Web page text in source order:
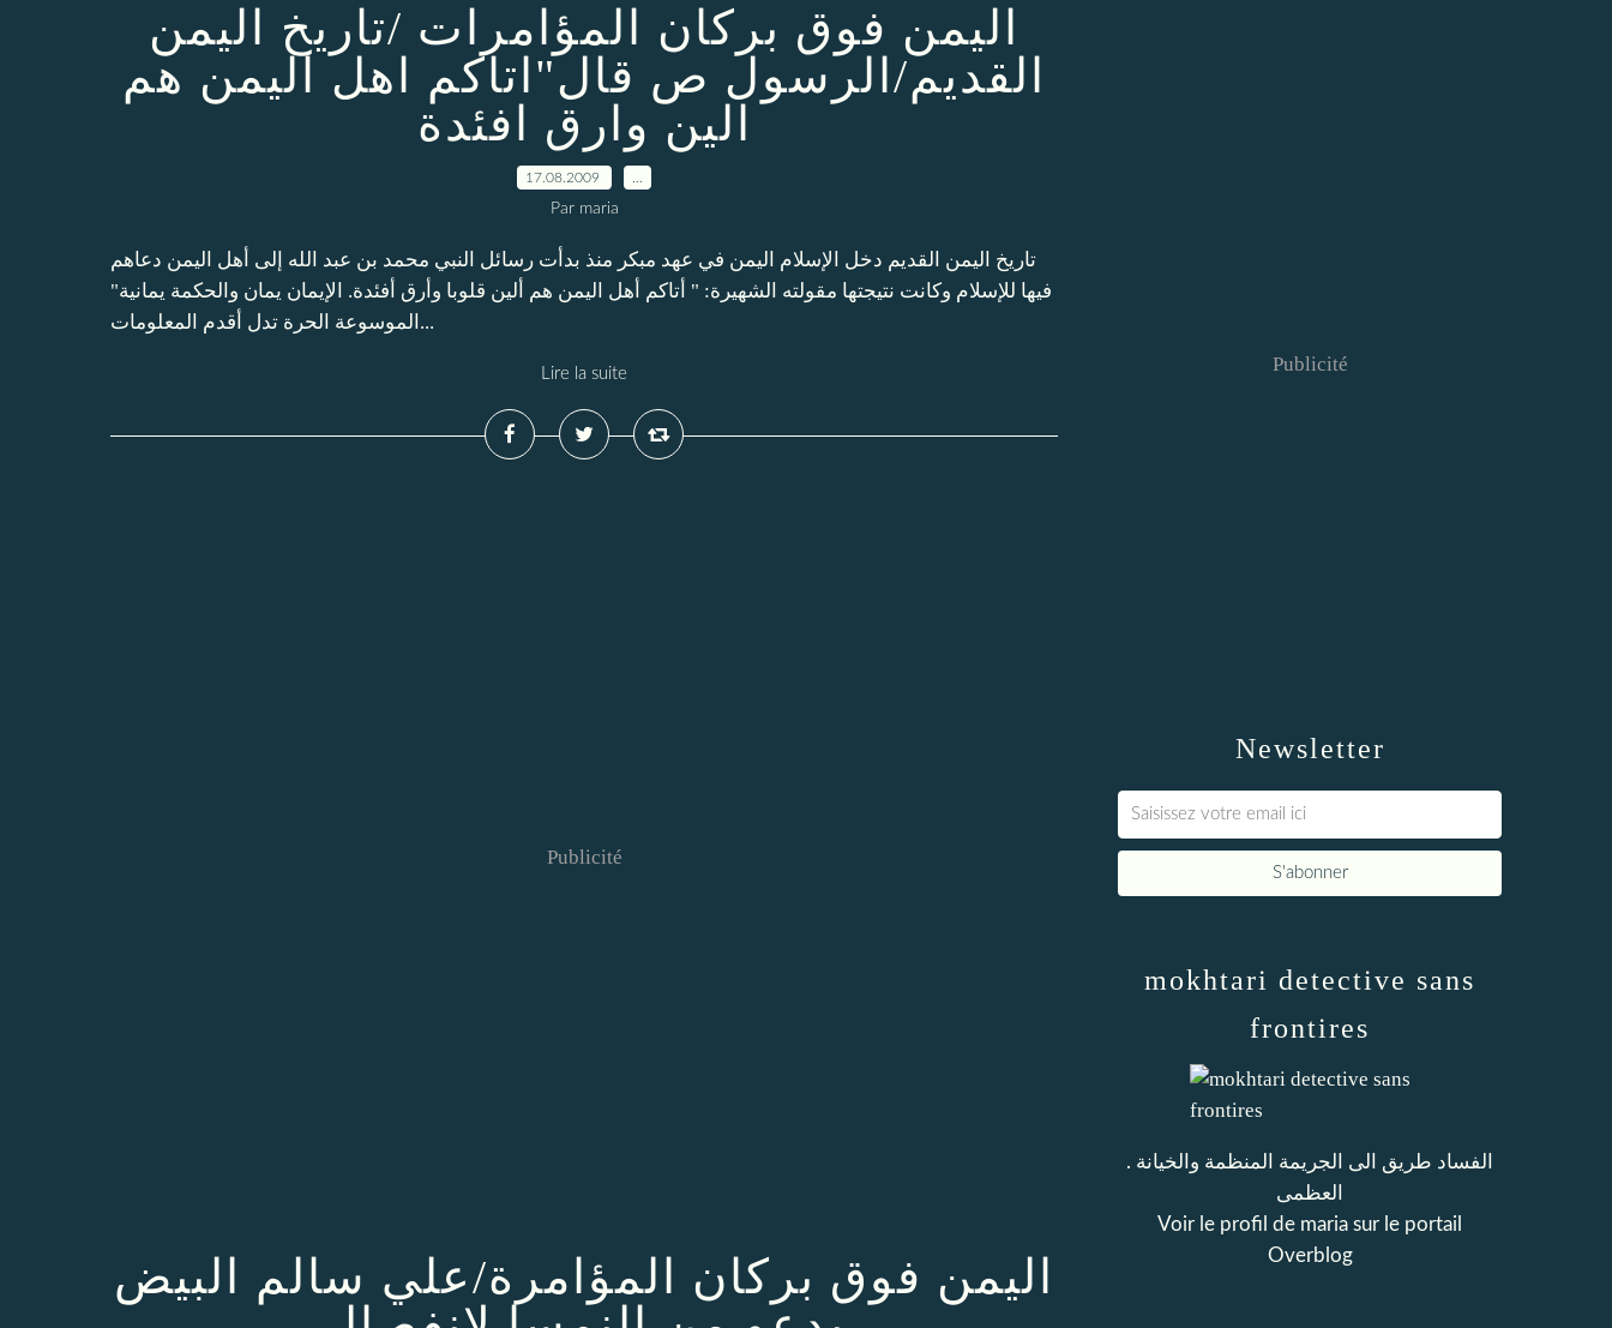
اليمن فوق بركان المؤامرات /تاريخ اليمن
القديم/الرسول ص قال"اتاكم اهل اليمن هم
الين وارق افئدة
17.08.2009
Par maria
تاريخ اليمن القديم دخل الإسلام اليمن في عهد مبكر منذ بدأت رسائل النبي محمد بن عبد الله إلى أهل اليمن دعاهم
فيها للإسلام وكانت نتيجتها مقولته الشهيرة: " أتاكم أهل اليمن هم ألين قلوبا وأرق أفئدة. الإيمان يمان والحكمة يمانية"
الموسوعة الحرة تدل أقدم المعلومات...
Lire la suite
Publicité
اليمن فوق بركان المؤامرة/علي سالم البيض
Newsletter
Publicité
mokhtari detective sans
frontires
. الفساد طريق الى الجريمة المنظمة والخيانة
العظمى
Voir le profil de maria sur le portail
Overblog